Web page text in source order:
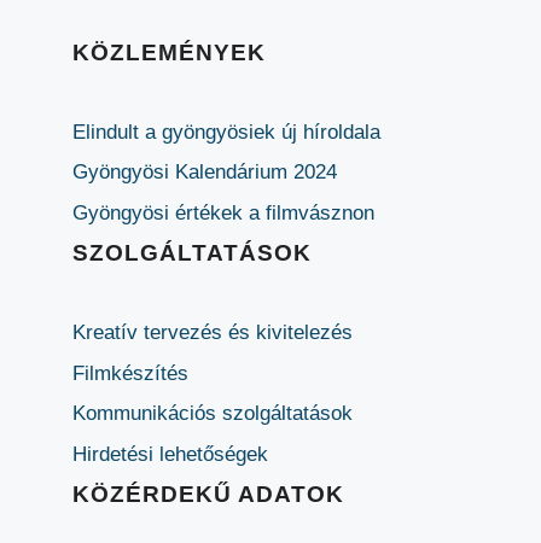
KÖZLEMÉNYEK
Elindult a gyöngyösiek új híroldala
Gyöngyösi Kalendárium 2024
Gyöngyösi értékek a filmvásznon
SZOLGÁLTATÁSOK
Kreatív tervezés és kivitelezés
Filmkészítés
Kommunikációs szolgáltatások
Hirdetési lehetőségek
KÖZÉRDEKŰ ADATOK